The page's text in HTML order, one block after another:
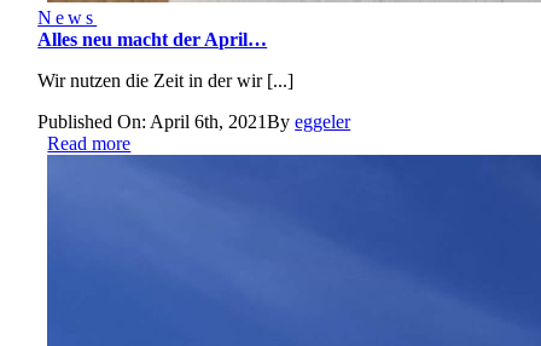
News
Alles neu macht der April…
Wir nutzen die Zeit in der wir [...]
Published On: April 6th, 2021Byeggeler
Read more